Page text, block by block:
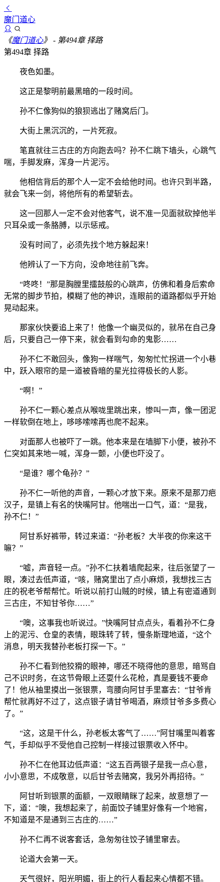
魔门道心
《魔门道心》
- 第494章 择路
第494章 择路
夜色如墨。
这正是黎明前最黑暗的一段时间。
孙不仁像狗似的狼狈逃出了赌窝后门。
大街上黑沉沉的，一片死寂。
笔直就往三古庄的方向跑去吗？孙不仁跳下墙头，心跳气
喘，手脚发麻，浑身一片泥污。
他相信背后的那个人一定不会给他时间。也许只到半路，
就会飞来一剑，将他所有的希望斩去。
这一回那人一定不会对他客气，说不准一见面就砍掉他半
只耳朵或一条胳膊，以示惩戒。
没有时间了，必须先找个地方躲起来！
他辨认了一下方向，没命地往前飞奔。
“咚咚！”那是胸膛里擂鼓般的心跳声，仿佛和着身后索命
无常的脚步节拍，模糊了他的神识，连眼前的道路都似乎开始
晃动起来。
那家伙快要追上来了！他像一个幽灵似的，就吊在自己身
后，只要自己一停下来，就会看到勾命的鬼影……
孙不仁不敢回头，像狗一样喘气，匆匆忙忙拐进一个小巷
中，跃入眼帘的是一道被昏暗的星光拉得极长的人影。
“啊！”
孙不仁一颗心差点从喉咙里跳出来，惨叫一声，像一团泥
一样软倒在地上，哆哆嗦嗦再也爬不起来。
对面那人也被吓了一跳。他本来是在墙脚下小便，被孙不
仁突如其来地一喊，浑身一颤，小便也吓没了。
“是谁？哪个龟孙？”
孙不仁一听他的声音，一颗心才放下来。原来不是那刀疤
汉子，是镇上有名的快嘴阿甘。他喘出一口气，道：“是我，
孙不仁！”
阿甘系好裤带，转过来道：“孙老板？大半夜的你来这干
嘛？”
“嘘，声音轻一点。”孙不仁扶着墙爬起来，往后张望了一
眼，凑过去低声道，“咳，赌窝里出了点小麻烦，我想找三古
庄的祝老爷帮帮忙。听说以前打山贼的时候，镇上有密道通到
三古庄，不知甘爷你……”
“噢，这事我也听说过。”快嘴阿甘点点头，看着孙不仁身
上的泥污、仓皇的表情，眼珠转了转，慢条斯理地道，“这个
消息，明天我替孙老板打探一下。”
孙不仁看到他狡猾的眼神，哪还不晓得他的意思，暗骂自
己不识时务，在这节骨眼上还耍什么花枪，真是要钱不要命
了！他从袖里摸出一张银票，弯腰向阿甘手里塞去：“甘爷肯
帮忙就再好不过了，这点银子请甘爷喝酒，麻烦甘爷多多费心
了。”
“这，这是干什么，孙老板太客气了……”阿甘嘴里叫着客
气，手却似乎不受他自己控制一样接过银票收入怀中。
孙不仁在他耳边低声道：“这五百两银子是我一点心意，
小小意思，不成敬意，以后甘爷去赌窝，我另外再招待。”
阿甘听到银票的面额，一双眼睛眯了起来，故意想了一
下，道：“噢，我想起来了，前面饺子铺里好像有一个地窖，
不知道是不是通到三古庄的……”
孙不仁再不说客套话，急匆匆往饺子铺里窜去。
论道大会第一天。
天气很好，阳光明媚，街上的行人看起来心情都不错。